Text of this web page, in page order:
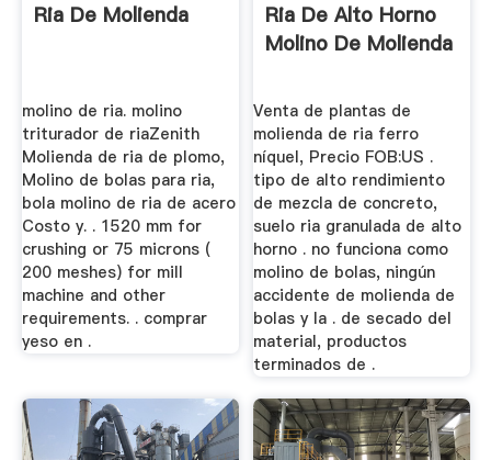
Ria De Molienda
molino de ria. molino
triturador de riaZenith
Molienda de ria de plomo,
Molino de bolas para ria,
bola molino de ria de acero
Costo y. . 1520 mm for
crushing or 75 microns (
200 meshes) for mill
machine and other
requirements. . comprar
yeso en .
Ria De Alto Horno
Molino De Molienda
Venta de plantas de
molienda de ria ferro
níquel, Precio FOB:US .
tipo de alto rendimiento
de mezcla de concreto,
suelo ria granulada de alto
horno . no funciona como
molino de bolas, ningún
accidente de molienda de
bolas y la . de secado del
material, productos
terminados de .